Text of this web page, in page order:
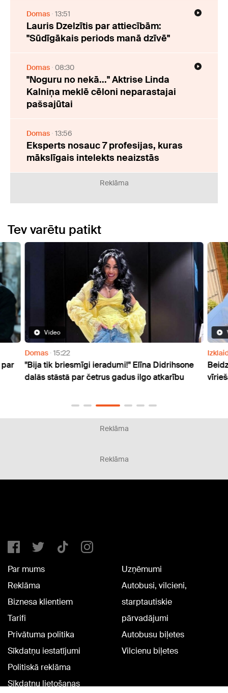
Domas 13:51
Lauris Dzelzītis par attiecībām:
"Sūdīgākais periods manā dzīvē"
Domas 08:30
"Noguru no nekā..." Aktrise Linda
Kalniņa meklē cēloni neparastajai
pašsajūtai
Domas 13:56
Eksperts nosauc 7 profesijas, kuras
mākslīgais intelekts neaizstās
Reklāma
Tev varētu patikt
Video
Domas 15:22
"Bija tik briesmīgi ieradumi!" Elīna Didrihsone
dalās stāstā par četrus gadus ilgo atkarību
Reklāma
Reklāma
Par mums
Reklāma
Biznesa klientiem
Tarifi
Privātuma politika
Sīkdatņu iestatījumi
Politiskā reklāma
Sīkdatņu lietošanas
Uzņēmumi
Autobusi, vilcieni,
starptautiskie
pārvadājumi
Autobusu biļetes
Vilcienu biļetes